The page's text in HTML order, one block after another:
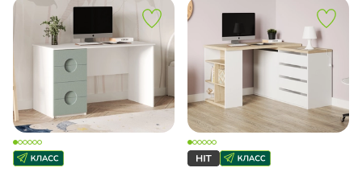
стол
столик
стол